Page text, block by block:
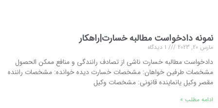
نمونه دادخواست مطالبه خسارت|راهکار
مارس 20, 2023
دادخواست مطالبه خسارت ناشی از تصادف رانندگی و منافع ممكن الحصول
مشخصات طرفین خواهان: مشخصات خسارت دیده خوانده: مشخصات راننده
مقصر وکیل یانماینده قانونی: مشخصات وکیل
ادامه مطلب »